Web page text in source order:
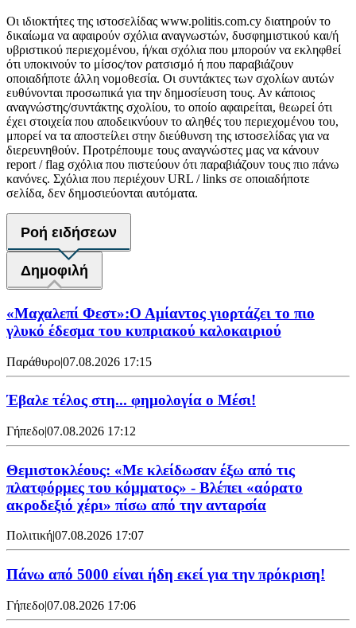
Οι ιδιοκτήτες της ιστοσελίδας www.politis.com.cy διατηρούν το
δικαίωμα να αφαιρούν σχόλια αναγνωστών, δυσφημιστικού και/ή
υβριστικού περιεχομένου, ή/και σχόλια που μπορούν να εκληφθεί
ότι υποκινούν το μίσος/τον ρατσισμό ή που παραβιάζουν
οποιαδήποτε άλλη νομοθεσία. Οι συντάκτες των σχολίων αυτών
ευθύνονται προσωπικά για την δημοσίευση τους. Αν κάποιος
αναγνώστης/συντάκτης σχολίου, το οποίο αφαιρείται, θεωρεί ότι
έχει στοιχεία που αποδεικνύουν το αληθές του περιεχομένου του,
μπορεί να τα αποστείλει στην διεύθυνση της ιστοσελίδας για να
διερευνηθούν. Προτρέπουμε τους αναγνώστες μας να κάνουν
report / flag σχόλια που πιστεύουν ότι παραβιάζουν τους πιο πάνω
κανόνες. Σχόλια που περιέχουν URL / links σε οποιαδήποτε
σελίδα, δεν δημοσιεύονται αυτόματα.
Ροή ειδήσεων
Δημοφιλή
«Μαχαλεπί Φεστ»:Ο Αμίαντος γιορτάζει το πιο
γλυκό έδεσμα του κυπριακού καλοκαιριού
Παράθυρο|07.08.2026 17:15
Έβαλε τέλος στη... φημολογία o Μέσι!
Γήπεδο|07.08.2026 17:12
Θεμιστοκλέους: «Με κλείδωσαν έξω από τις
πλατφόρμες του κόμματος» - Βλέπει «αόρατο
ακροδεξιό χέρι» πίσω από την ανταρσία
Πολιτική|07.08.2026 17:07
Πάνω από 5000 είναι ήδη εκεί για την πρόκριση!
Γήπεδο|07.08.2026 17:06